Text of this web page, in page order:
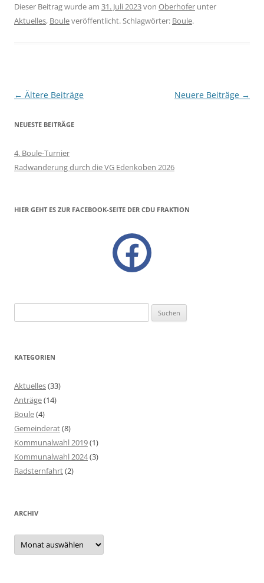
Dieser Beitrag wurde am 31. Juli 2023von Oberhofer unter
Aktuelles, Bouleveröffentlicht. Schlagwörter: Boule.
Beitragsnavigation
← Ältere Beiträge Neuere Beiträge →
NEUESTE BEITRÄGE
4. Boule-Turnier
Radwanderung durch die VG Edenkoben 2026
HIER GEHT ES ZUR FACEBOOK-SEITE DER CDU FRAKTION
facebook
nach:
KATEGORIEN
Aktuelles(33)
Anträge(14)
Boule(4)
Gemeinderat(8)
Kommunalwahl 2019(1)
Kommunalwahl 2024(3)
Radsternfahrt(2)
ARCHIV
Archiv